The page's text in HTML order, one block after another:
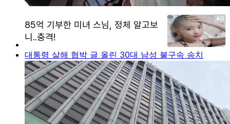
대통령 살해 협박 글 올린 30대 남성 불구속 송치